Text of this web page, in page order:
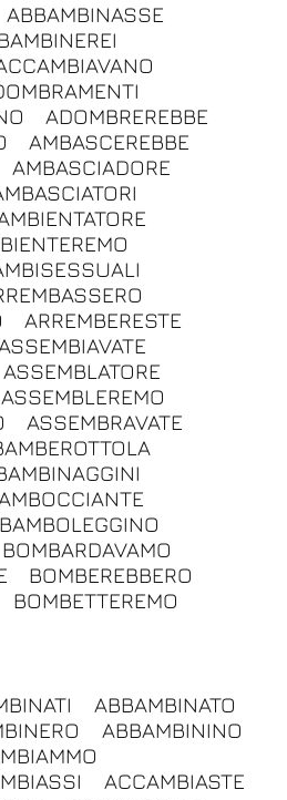
ABBAMBINASSE
ADOMBREREBBE
AMBASCEREBBE
AMBASCIADORE
ARREMBERESTE
ASSEMBLATORE
ASSEMBLEREMO
ASSEMBRAVATE
BAMBOLEGGINO
BOMBARDAVAMO
BOMBEREBBERO
BOMBETTEREMO
ABBAMBINATO
ABBAMBININO
ACCAMBIASTE